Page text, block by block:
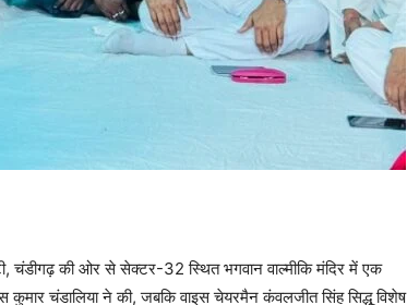
चंडीगढ़ की ओर से सेक्टर-32 स्थित भगवान वाल्मीकि मंदिर में एक
चंडालिया ने की, जबकि वाइस चेयरमैन कंवलजीत सिंह सिद्धू विशेष